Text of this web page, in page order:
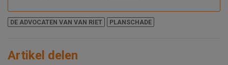
DE ADVOCATEN VAN VAN RIET PLANSCHADE
Artikel delen